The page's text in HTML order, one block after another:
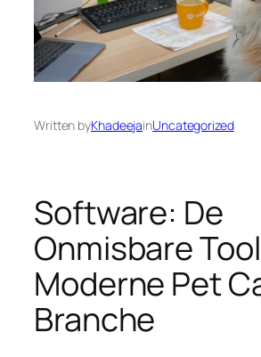
Written byKhadeejainUncategorized
Software: De
Onmisbare
Moderne Pet
Branche